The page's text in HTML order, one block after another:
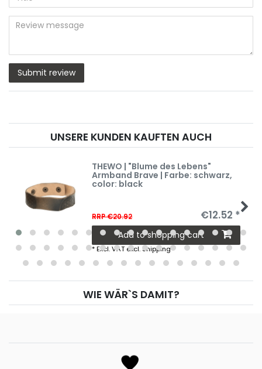
star
star
star
rating
star
rating
star
rating
(optional)
Title
Review
message
Submit review
UNSERE KUNDEN KAUFTEN AUCH
THEWO | "Blume des Lebens"
Armband Brave | Farbe: schwarz,
color: black
RRP €20.92 €12.52 *
Add to shopping cart
*Excl. VAT excl.Shipping
WIE WÄR`S DAMIT?